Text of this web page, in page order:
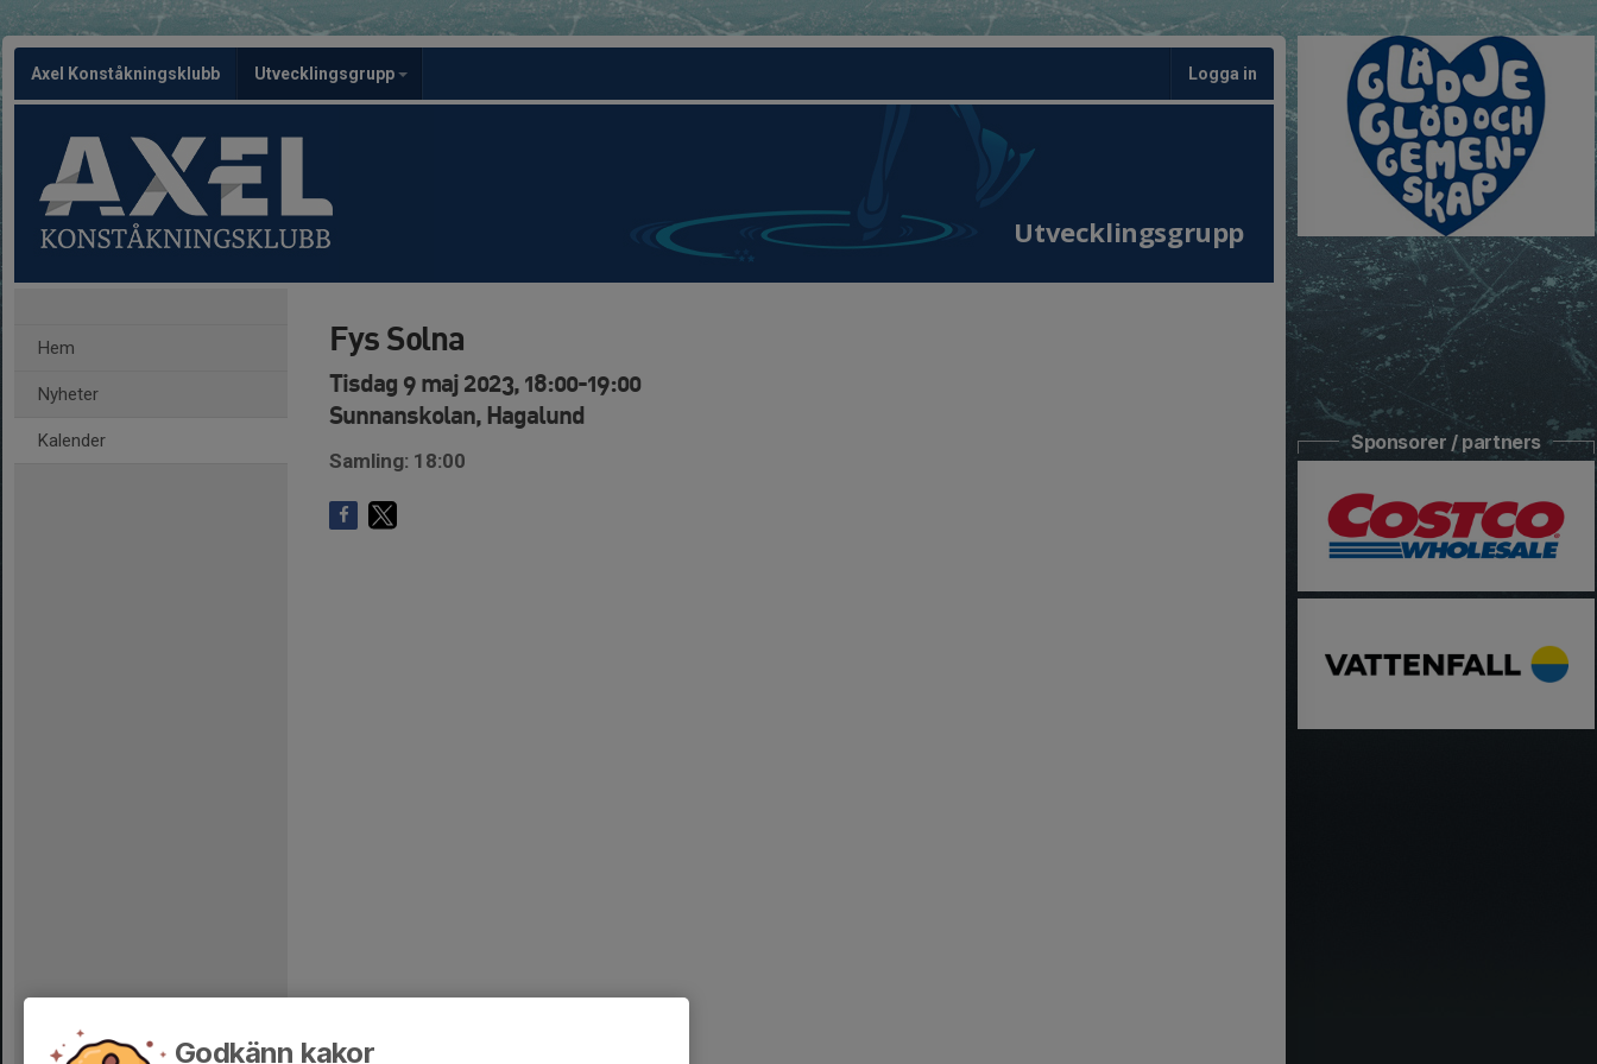
Axel Konståkningsklubb Utvecklingsgrupp Logga in
Utvecklingsgrupp
Hem
Nyheter
Kalender
Fys Solna
Tisdag 9 maj 2023, 18:00-19:00
Sunnanskolan, Hagalund
Samling: 18:00
Sponsorer / partners
Godkänn kakor